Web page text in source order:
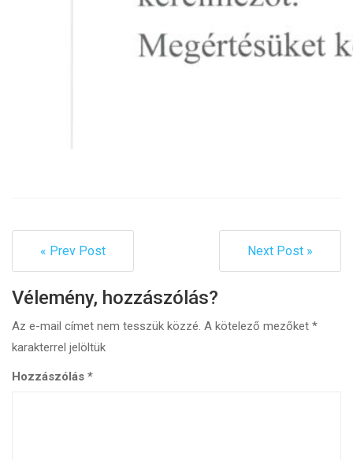
« Prev Post Next Post »
Vélemény, hozzászólás?
Az e-mail címet nem tesszük közzé. A kötelező mezőket *
karakterrel jelöltük
Hozzászólás *